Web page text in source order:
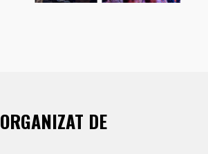
ORGANIZAT DE